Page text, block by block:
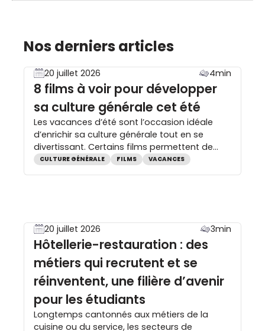
Nos derniers articles
20 juillet 2026 4min
8 films à voir pour développer
sa culture générale cet été
Les vacances d’été sont l’occasion idéale
d’enrichir sa culture générale tout en se
divertissant. Certains films permettent de
mieux comprendre les grands événements
historiques, les enjeux géopolitiques, les
ils complètent les programmes du collège,
du lycée […]
CULTURE GÉNÉRALE FILMS VACANCES
20 juillet 2026 3min
Hôtellerie-restauration : des
métiers qui recrutent et se
réinventent, une filière d’avenir
pour les étudiants
Longtemps cantonnés aux métiers de la
cuisine ou du service, les secteurs de